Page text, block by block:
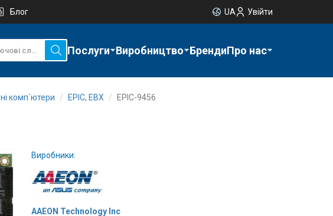
Блог UA Увійти
Послуги Виробництво БрендиПро нас
комп`ютери EPIC, EBX EPIC-9456
Виробники:
AAEON Technology Inc